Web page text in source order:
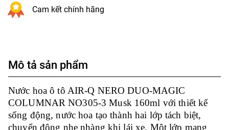
Cam kết chính hãng
Mô tả sản phẩm
Nước hoa ô tô AIR-Q NERO DUO-MAGIC
COLUMNAR NO305-3 Musk 160ml với thiết kế
sống động, nước hoa tạo thành hai lớp tách biệt,
chuyển động nhẹ nhàng khi lái xe. Một lớp mang